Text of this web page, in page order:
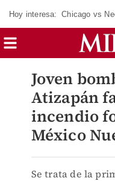
Hoy interesa: Chicago vs
Joven
Atizapán
incendio
México
Se trata de la